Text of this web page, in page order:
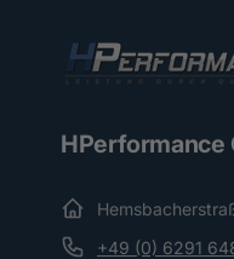
HPerformance
+49 (0) 6291